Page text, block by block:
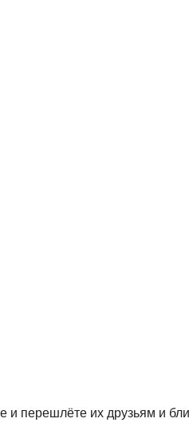
перешлёте их друзьям и